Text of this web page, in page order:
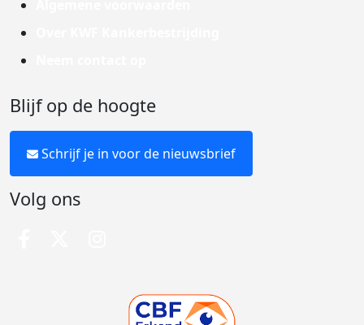
Blijf op de hoogte
Schrijf je in voor de nieuwsbrief
Volg ons